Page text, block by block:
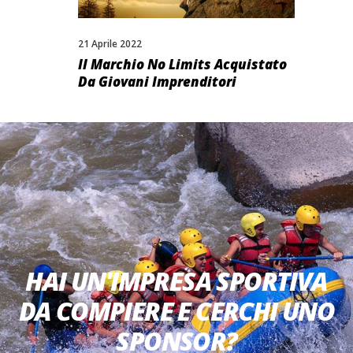
21 Aprile 2022
Il Marchio No Limits Acquistato
Da Giovani Imprenditori
HAI UN'IMPRESA SPORTIVA
DA COMPIERE E CERCHI UNO
SPONSOR?
HAI UN'IMPRESA
SPORTIVA DA COMPIERE
E CERCHI UNO